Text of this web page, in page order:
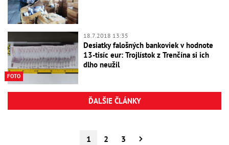
FOTO
18.7.2018 13:35
Desiatky falošných bankoviek v hodnote
13-tisíc eur: Trojlístok z Trenčína si ich
dlho neužil
ĎALŠIE ČLÁNKY
1 2 3